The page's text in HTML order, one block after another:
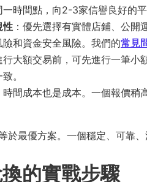
一時間點，向2-3家信譽良好的
性 ：優先選擇有實體店鋪、公
和資金安全風險。我們的常見
行大額交易前，可先進行一筆
。
時間成本也是成本。一個報價稍
於最優方案。一個穩定、可靠
的實戰步驟